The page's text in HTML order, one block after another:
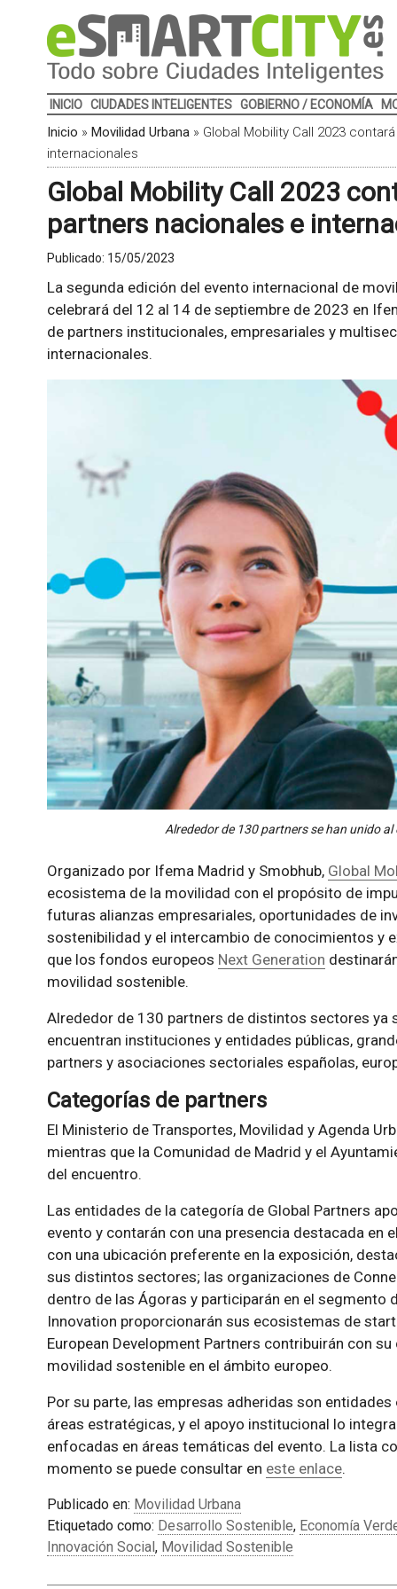
INICIO CIUDADES INTELIGENTES GOBIERNO / ECONOMÍA
Inicio » Movilidad Urbana» Global Mobility Call 2023
internacionales
Global Mobility Call 2023
partners nacionales e
Publicado: 15/05/2023
La segunda edición del evento internacional de
celebrará del 12 al 14 de septiembre de 2023 en
de partners institucionales, empresariales y
internacionales.
Alrededor de 130 partners se han unido
Organizado por Ifema Madrid y Smobhub, Global
ecosistema de la movilidad con el propósito de
futuras alianzas empresariales, oportunidades de
sostenibilidad y el intercambio de conocimientos y
que los fondos europeos Next Generation
movilidad sostenible.
Alrededor de 130 partners de distintos sectores ya
encuentran instituciones y entidades públicas,
partners y asociaciones sectoriales españolas,
Categorías de partners
El Ministerio de Transportes, Movilidad y Agenda
mientras que la Comunidad de Madrid y el
del encuentro.
Las entidades de la categoría de Global Partners
evento y contarán con una presencia destacada en
con una ubicación preferente en la exposición,
sus distintos sectores; las organizaciones de
dentro de las Ágoras y participarán en el segmento
Innovation proporcionarán sus ecosistemas de
European Development Partners contribuirán con
movilidad sostenible en el ámbito europeo.
Por su parte, las empresas adheridas son
áreas estratégicas, y el apoyo institucional lo
enfocadas en áreas temáticas del evento. La lista
momento se puede consultar en este enlace.
Publicado en: Movilidad Urbana
Etiquetado como: Desarrollo Sostenible, Economía
Innovación Social, Movilidad Sostenible